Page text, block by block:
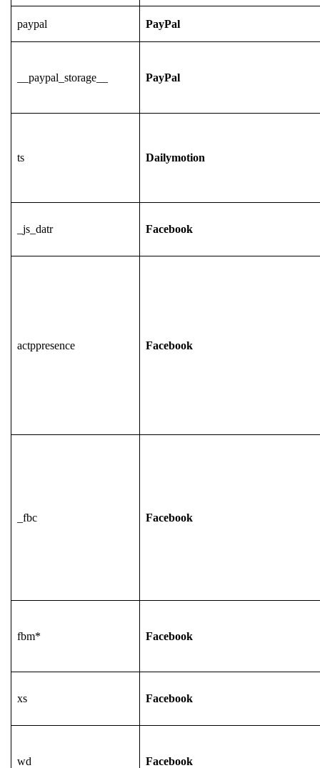
paypal PayPal
__paypal_storage__ PayPal
ts Dailymotion
_js_datr Facebook
actppresence Facebook
_fbc Facebook
fbm* Facebook
xs Facebook
wd Facebook